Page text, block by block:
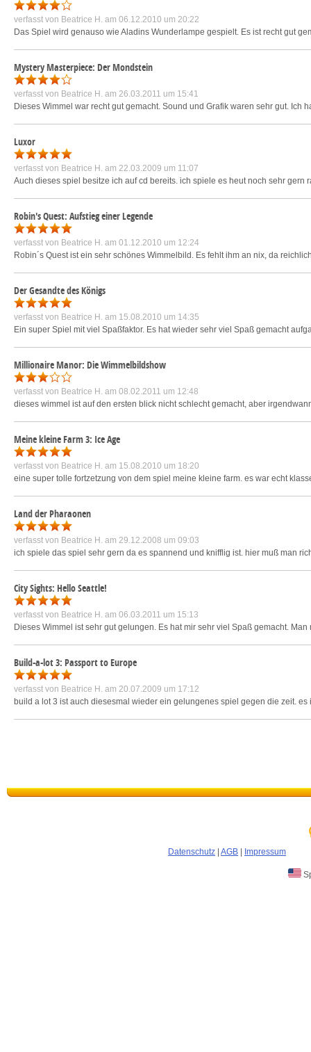
verfasst von Beatrice H. am 06.12.2010 um 20:22
Das Spiel wird genauso wie Aladins Wunderlampe gespielt. Es ist recht gut
Mystery Masterpiece: Der Mondstein
verfasst von Beatrice H. am 26.03.2011 um 15:41
Dieses Wimmel war recht gut gemacht. Sound und Grafik waren sehr gut.
Luxor
verfasst von Beatrice H. am 22.03.2009 um 11:07
Auch dieses spiel besitze ich auf cd bereits. ich spiele es heut noch sehr
Robin's Quest: Aufstieg einer Legende
verfasst von Beatrice H. am 01.12.2010 um 12:24
Robin´s Quest ist ein sehr schönes Wimmelbild. Es fehlt ihm an nix, da
Der Gesandte des Königs
verfasst von Beatrice H. am 15.08.2010 um 14:35
Ein super Spiel mit viel Spaßfaktor. Es hat wieder sehr viel Spaß gemacht
Millionaire Manor: Die Wimmelbildshow
verfasst von Beatrice H. am 08.02.2011 um 12:48
dieses wimmel ist auf den ersten blick nicht schlecht gemacht, aber
Meine kleine Farm 3: Ice Age
verfasst von Beatrice H. am 15.08.2010 um 18:20
eine super tolle fortzetzung von dem spiel meine kleine farm. es war echt
Land der Pharaonen
verfasst von Beatrice H. am 29.12.2008 um 09:03
ich spiele das spiel sehr gern da es spannend und knifflig ist. hier muß man
City Sights: Hello Seattle!
verfasst von Beatrice H. am 06.03.2011 um 15:13
Dieses Wimmel ist sehr gut gelungen. Es hat mir sehr viel Spaß gemacht.
Build-a-lot 3: Passport to Europe
verfasst von Beatrice H. am 20.07.2009 um 17:12
build a lot 3 ist auch diesesmal wieder ein gelungenes spiel gegen die zeit.
Datenschutz AGB Impressum